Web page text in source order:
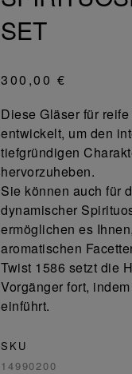
SET
300,00 €
Diese Gläser für
entwickelt, um den
tiefgründigen
hervorzuheben.
Sie können auch für
dynamischer
ermöglichen es
aromatischen
Twist 1586 setzt die
Vorgänger fort,
einführt.
SKU
14990200